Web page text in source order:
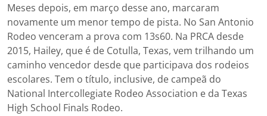
Meses depois, em março desse ano, marcaram
novamente um menor tempo de pista. No San Antonio
Rodeo venceram a prova com 13s60. Na PRCA desde
2015, Hailey, que é de Cotulla, Texas, vem trilhando um
caminho vencedor desde que participava dos rodeios
escolares. Tem o título, inclusive, de campeã do
National Intercollegiate Rodeo Association e da Texas
High School Finals Rodeo.